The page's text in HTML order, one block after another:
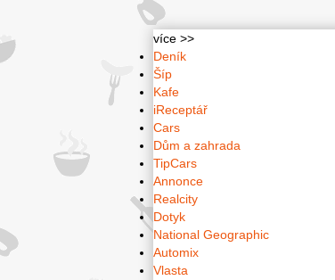
více >>
Deník
Šíp
Kafe
iReceptář
Cars
Dům a zahrada
TipCars
Annonce
Realcity
Dotyk
National Geographic
Automix
Vlasta